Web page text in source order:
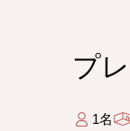
プ
1名